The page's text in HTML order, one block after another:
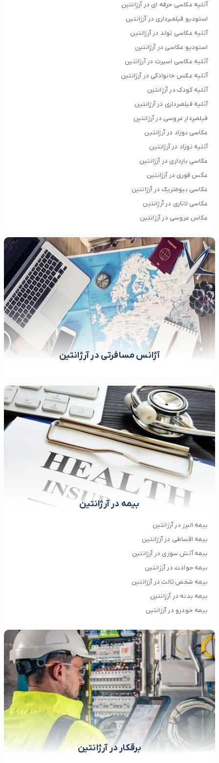
آتلیه عکاسی حرفه ای در آرژانتین
استودیو فیلمبرداری در آرژانتین
آتلیه عکاسی تولد در آرژانتین
استودیو عکاسی در آرژانتین
آتلیه عکاسی اسپرت در آرژانتین
آتلیه عکس خانوادگی در آرژانتین
آتلیه کودک در آرژانتین
آتلیه فیلمبرداری در آرژانتین
فیلمبردار عروسی در آرژانتین
عکاسی نوزاد در آرژانتین
آتلیه نوزاد در آرژانتین
عکاسی بارداری در آرژانتین
عکس فوری در آرژانتین
عکاسی بیومتریک در آرژانتین
عکاسی لاتاری در آرژانتین
عکاس عروسی در آرژانتین
آژانس مسافرتی در آرژانتین
بیمه در آرژانتین
بیمه البرز در آرژانتین
بیمه اقساطی در آرژانتین
بیمه آتش سوزی در آرژانتین
بیمه حوادث در آرژانتین
بیمه شخص ثالث در آرژانتین
بیمه بدنه در آرژانتین
بیمه خودرو در آرژانتین
برقکار در آرژانتین